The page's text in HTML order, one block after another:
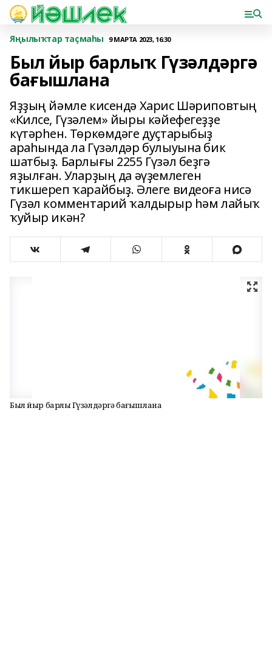
Яңылыҡтар таҫмаһы 9 МАРТА 2023, 16:30
Был йыр барлыҡ Гүзәлдәргә
бағышлана
Яҙҙың йәмле кисендә Харис Шәриповтың
«Килсе, Гүзәлем» йыры кәйефегеҙҙе
күтәрһен. Төркөмдәге дуҫтарыбыҙ
араһында ла Гүзәлдәр булыуына бик
шатбыҙ. Барлығы 2255 Гүзәл беҙгә
яҙылған. Уларҙың да әүҙемлеген
тикшереп ҡарайбыҙ. Әлеге видеоға нисә
Гүзәл комментарий ҡалдырыр һәм лайыҡ
ҡуйыр икән?
Был йыр барлыҡ Гүзәлдәргә бағышлана